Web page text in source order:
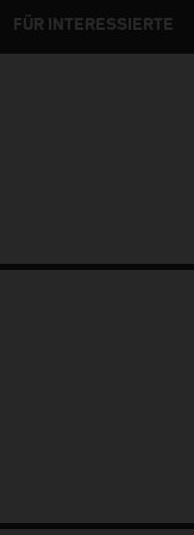
FÜR INTERESSIERTE